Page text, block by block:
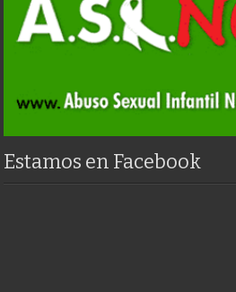
Estamos en Facebook